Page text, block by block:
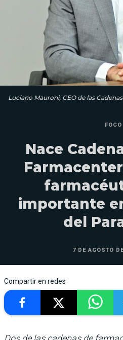
Luciano Mauroni, CEO de las
FOCO
Nace
importante
del
7 DE AGOSTO
Compartir en redes